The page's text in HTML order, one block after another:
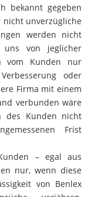
bekannt gegeben
unverzügliche
werden nicht
uns von jeglicher
vom Kunden nur
oder
Firma mit einem
verbunden wäre
des Kunden nicht
Frist
– egal aus
nur, wenn diese
von Benlex